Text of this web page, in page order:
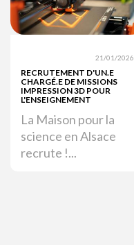
21/01/2026
RECRUTEMENT D'UN.E
CHARGÉ.E DE MISSIONS
IMPRESSION 3D POUR
L'ENSEIGNEMENT
La Maison pour la
science en Alsace
recrute !...